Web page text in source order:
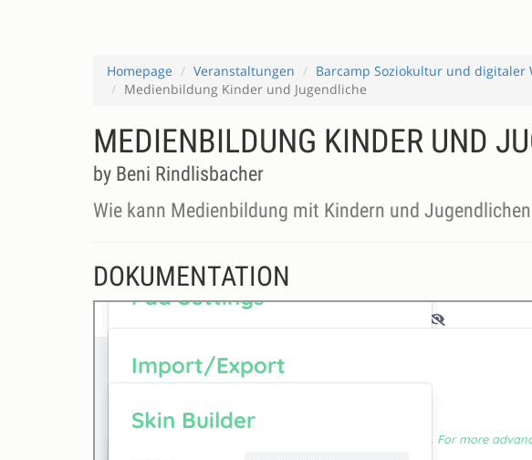
Homepage Veranstaltungen
Barcamp Soziokultur und digitaler
Medienbildung Kinder und Jugendliche
MEDIENBILDUNG KINDER UND
by Beni Rindlisbacher
Wie kann Medienbildung mit Kindern und
DOKUMENTATION